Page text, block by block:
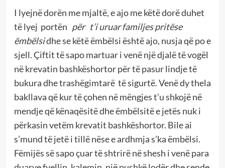
I lyejnë dorën me mjaltë, e ajo me këtë dorë duhet
të lyej portën për t’i uruar familjes pritëse
ëmbëlsidhe se këtë ëmbëlsi është ajo, nusja që po e
sjell. Çiftit të sapo martuar i venë një djalë të vogël
në krevatin bashkëshortor për të pasur lindje të
bukura dhe trashëgimtarë të sigurtë. Venë dy thela
bakllava që kur të çohen në mëngjes t’u shkojë në
mendje që kënaqësitë dhe ëmbëlsitë e jetës nuk i
përkasin vetëm krevatit bashkëshortor. Bile ai
s’mund të jetë i tillë nëse e ardhmja s’ka ëmbëlsi.
Fëmijës së sapo çuar të shtrirë në shesh i venë para